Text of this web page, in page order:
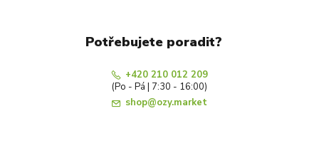
Potřebujete poradit?
+420 210 012 209
(Po - Pá | 7:30 - 16:00)
shop@ozy.market